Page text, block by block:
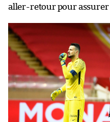
aller-retour pour assurer